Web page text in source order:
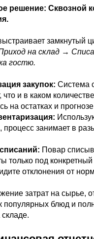
решение: Сквозной
замкнутый
на склад →
гостю.
закупок: Система
что и в каком
на остатках и
процесс занимает в
Повар
только под конкретный
отклонения от
затрат на сырье,
популярных блюд и